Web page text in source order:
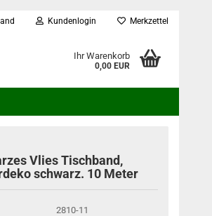
Kundenlogin Merkzettel
Ihr Warenkorb
0,00 EUR
Vlies Tischband,
schwarz. 10 Meter
2810-11